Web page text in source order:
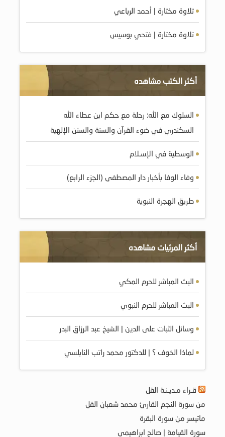
تلاوة مختارة | أحمد الرباعي
تلاوة مختارة | فتحي بوسيس
أكثر الكتب مشاهده
السلوك مع الله: رحلة مع حكم ابن عطاء الله
السكندري في ضوء القرآن والسنة والسنن الإلهية
الوسطية في الإسـلام
وفاء الوفا بأخبار دار المصطفى (الجزء الرابع)
طريق الهجرة النبوية
أكثر المرئيات مشاهده
البث المباشر للحرم المكي
البث المباشر للحرم النبوي
وسائل الثبات على الدين | الشيخ عبد الرزاق البدر
لماذا الخوف ؟ | للدكتور محمد راتب النابلسي
قـراء مـديـنـة القل
من سورة النجم القارئ محمد شعبان القل
ماتيسر من سورة البقرة
سورة القيامة | صالح ابراهيمي